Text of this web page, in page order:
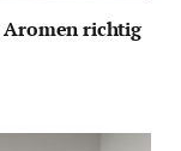
Aromen richtig